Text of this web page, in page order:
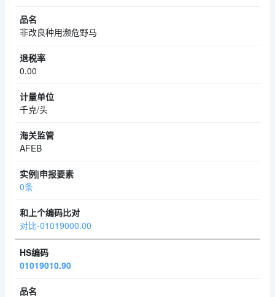
非改良种用濒危野马
0.00
千克/头
AFEB
0条
对比-01019000.00
01019010.90